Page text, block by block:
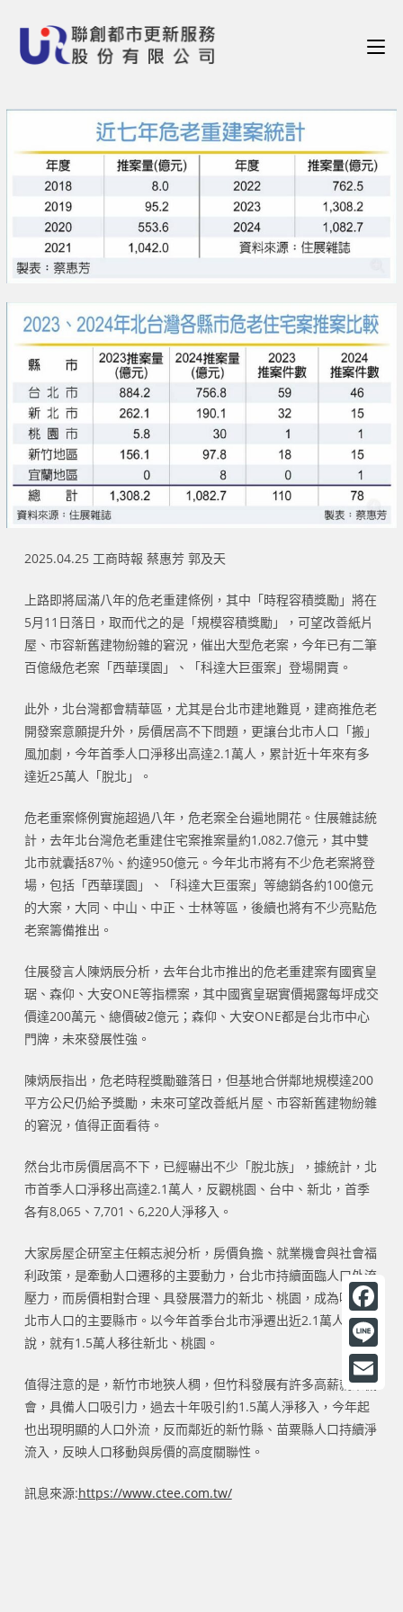
2025.04.25 工商時報 蔡惠芳 郭及天
上路即將屆滿八年的危老重建條例，其中「時程容積獎勵」將在
5月11日落日，取而代之的是「規模容積獎勵」，可望改善紙片
屋、市容新舊建物紛雜的窘況，催出大型危老案，今年已有二筆
百億級危老案「西華璞園」、「科達大巨蛋案」登場開賣。
此外，北台灣都會精華區，尤其是台北市建地難覓，建商推危老
開發案意願提升外，房價居高不下問題，更讓台北市人口「搬」
風加劇，今年首季人口淨移出高達2.1萬人，累計近十年來有多
達近25萬人「脫北」。
危老重案條例實施超過八年，危老案全台遍地開花。住展雜誌統
計，去年北台灣危老重建住宅案推案量約1,082.7億元，其中雙
北市就囊括87％、約達950億元。今年北市將有不少危老案將登
場，包括「西華璞園」、「科達大巨蛋案」等總銷各約100億元
的大案，大同、中山、中正、士林等區，後續也將有不少亮點危
老案籌備推出。
住展發言人陳炳辰分析，去年台北市推出的危老重建案有國賓皇
琚、森仰、大安ONE等指標案，其中國賓皇琚實價揭露每坪成交
價達200萬元、總價破2億元；森仰、大安ONE都是台北市中心
門牌，未來發展性強。
陳炳辰指出，危老時程獎勵雖落日，但基地合併鄰地規模達200
平方公尺仍給予獎勵，未來可望改善紙片屋、市容新舊建物紛雜
的窘況，值得正面看待。
然台北市房價居高不下，已經嚇出不少「脫北族」，據統計，北
市首季人口淨移出高達2.1萬人，反觀桃園、台中、新北，首季
各有8,065、7,701、6,220人淨移入。
大家房屋企研室主任賴志昶分析，房價負擔、就業機會與社會福
利政策，是牽動人口遷移的主要動力，台北市持續面臨人口外流
壓力，而房價相對合理、具發展潛力的新北、桃園，成為吸納台
北市人口的主要縣市。以今年首季台北市淨遷出近2.1萬人來
說，就有1.5萬人移往新北、桃園。
值得注意的是，新竹市地狹人稠，但竹科發展有許多高薪就業機
會，具備人口吸引力，過去十年吸引約1.5萬人淨移入，今年起
也出現明顯的人口外流，反而鄰近的新竹縣、苗粟縣人口持續淨
流入，反映人口移動與房價的高度關聯性。
訊息來源:https://www.ctee.com.tw/
F
a
c
e
b
L
i
n
E
m